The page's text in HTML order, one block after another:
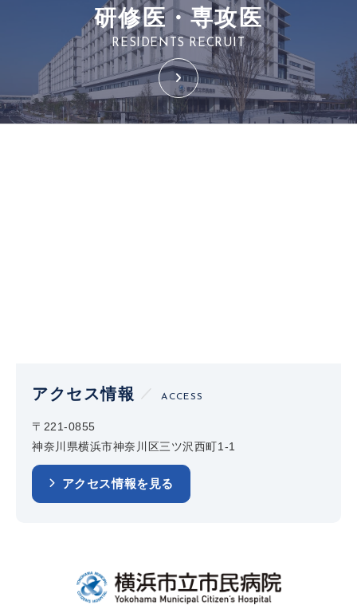
研修医・専攻医
RESIDENTS RECRUIT
アクセス情報 ACCESS
〒221-0855
神奈川県横浜市神奈川区三ツ沢西町1-1
アクセス情報を見る